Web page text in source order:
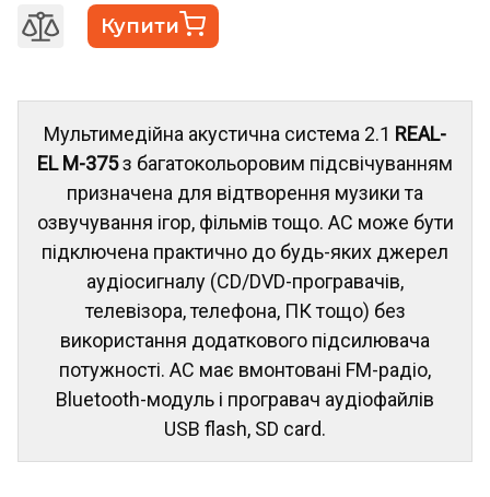
Купити
Мультимедійна акустична система 2.1 REAL-
EL M-375з багатокольоровим підсвічуванням
призначена для відтворення музики та
озвучування ігор, фільмів тощо. АС може бути
підключена практично до будь-яких джерел
аудіосигналу (CD/DVD-програвачів,
телевізора, телефона, ПК тощо) без
використання додаткового підсилювача
потужності. АС має вмонтовані FM-радіо,
Bluetooth-модуль і програвач аудіофайлів
USB flash, SD card.